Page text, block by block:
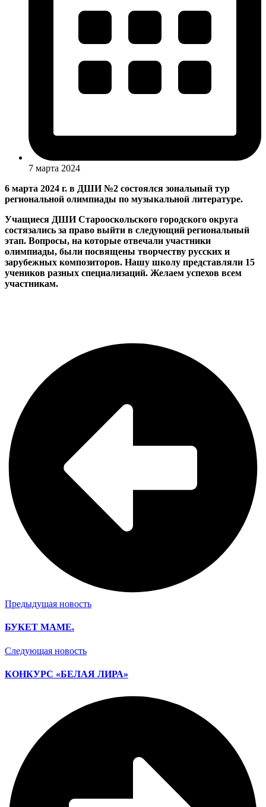
7 марта 2024
6 марта 2024 г. в ДШИ №2 состоялся зональный тур
региональной олимпиады по музыкальной литературе.
Учащиеся ДШИ Старооскольского городского округа
состязались за право выйти в следующий региональный
этап. Вопросы, на которые отвечали участники
олимпиады, были посвящены творчеству русских и
зарубежных композиторов. Нашу школу представляли 15
учеников разных специализаций. Желаем успехов всем
участникам.
Предыдущая новость
БУКЕТ МАМЕ.
Следующая новость
КОНКУРС «БЕЛАЯ ЛИРА»